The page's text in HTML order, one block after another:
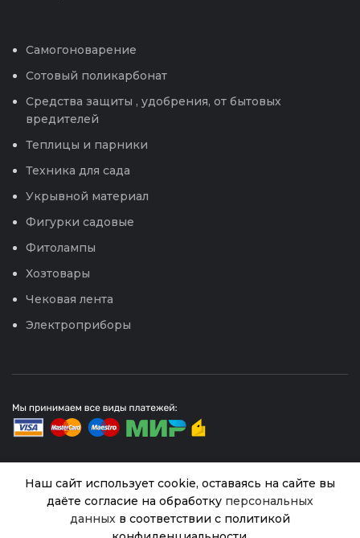
Самогоноварение
Сотовый поликарбонат
Средства защиты , удобрения, от бытовых
вредителей
Теплицы и парники
Техника для сада
Укрывной материал
Фигурки садовые
Фитолампы
Хозтовары
Чековая лента
Электроприборы
Интернет магазин Успех. ИП Хрипунов Сергей
Александрович
ИНН 420800180243 / ОГРНИП 304420530300327
Все права защищены.Персональные данные.
Наш сайт использует cookie, оставаясь на сайте вы
даёте согласие на обработку персональных
данных в соответствии с политикой
Фертика